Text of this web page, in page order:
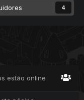
4
estão online